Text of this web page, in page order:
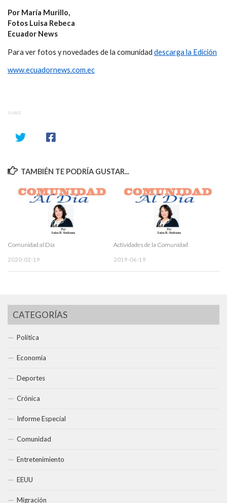
Por María Murillo,
Fotos Luisa Rebeca
Ecuador News
Para ver fotos y novedades de la comunidad descarga la Edición
www.ecuadornews.com.ec
SHARE
TAMBIÉN TE PODRÍA GUSTAR...
Comunidad al Día
2020-02-19
Actividades de la Comunidad
2019-06-19
CATEGORÍAS
Política
Economía
Deportes
Crónica
Informe Especial
Comunidad
Entretenimiento
EEUU
Migración